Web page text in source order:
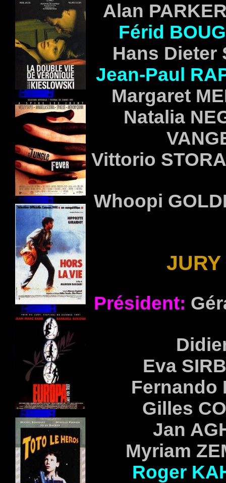
Alan
Férid
Hans Dieter
Jean-Paul
Margaret
Natalia
Vittorio
Whoopi
Président:
Eva
Fernando
Gilles
Jan
Myriam
Roger